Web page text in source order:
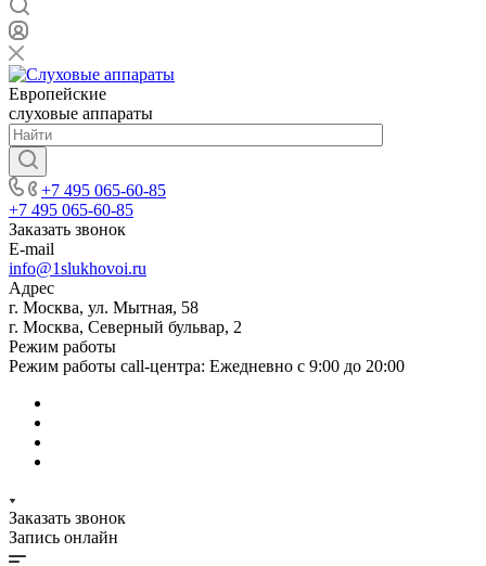
Европейские
слуховые аппараты
+7 495 065-60-85
+7 495 065-60-85
Заказать звонок
E-mail
info@1slukhovoi.ru
Адрес
г. Москва, ул. Мытная, 58
г. Москва, Северный бульвар, 2
Режим работы
Режим работы call-центра: Ежедневно с 9:00 до 20:00
Заказать звонок
Запись онлайн